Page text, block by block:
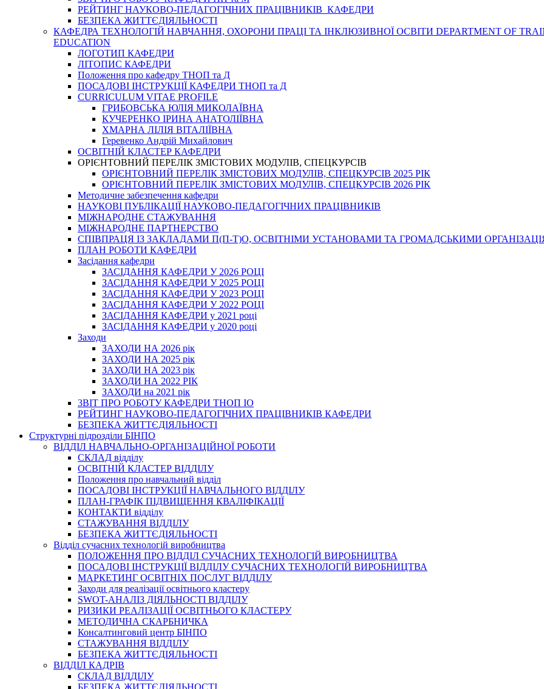
РЕЙТИНГ НАУКОВО-ПЕДАГОГІЧНИХ ПРАЦІВНИКІВ КАФЕДРИ
БЕЗПЕКА ЖИТТЄДІЯЛЬНОСТІ
КАФЕДРА ТЕХНОЛОГІЙ НАВЧАННЯ, ОХОРОНИ ПРАЦІ ТА ІНКЛЮЗИВНОЇ ОСВІТИ DEPARTMENT OF
EDUCATION
ЛОГОТИП КАФЕДРИ
ЛІТОПИС КАФЕДРИ
Положення про кафедру ТНОП та Д
ПОСАДОВІ ІНСТРУКЦІЇ КАФЕДРИ ТНОП та Д
CURRICULUM VITAE PROFILE
ГРИБОВСЬКА ЮЛІЯ МИКОЛАЇВНА
КУЧЕРЕНКО ІРИНА АНАТОЛІЇВНА
ХМАРНА ЛІЛІЯ ВІТАЛІЇВНА
Геревенко Андрій Михайлович
ОСВІТНІЙ КЛАСТЕР КАФЕДРИ
ОРІЄНТОВНИЙ ПЕРЕЛІК ЗМІСТОВИХ МОДУЛІВ, СПЕЦКУРСІВ
ОРІЄНТОВНИЙ ПЕРЕЛІК ЗМІСТОВИХ МОДУЛІВ, СПЕЦКУРСІВ 2025 РІК
ОРІЄНТОВНИЙ ПЕРЕЛІК ЗМІСТОВИХ МОДУЛІВ, СПЕЦКУРСІВ 2026 РІК
Методичне забезпечення кафедри
НАУКОВІ ПУБЛІКАЦІЇ НАУКОВО-ПЕДАГОГІЧНИХ ПРАЦІВНИКІВ
МІЖНАРОДНЕ СТАЖУВАННЯ
МІЖНАРОДНЕ ПАРТНЕРСТВО
СПІВПРАЦЯ ІЗ ЗАКЛАДАМИ П(П-Т)О, ОСВІТНІМИ УСТАНОВАМИ ТА ГРОМАДСЬКИМИ
ПЛАН РОБОТИ КАФЕДРИ
Засідання кафедри
ЗАСІДАННЯ КАФЕДРИ У 2026 РОЦІ
ЗАСІДАННЯ КАФЕДРИ У 2025 РОЦІ
ЗАСІДАННЯ КАФЕДРИ У 2023 РОЦІ
ЗАСІДАННЯ КАФЕДРИ У 2022 РОЦІ
ЗАСІДАННЯ КАФЕДРИ у 2021 році
ЗАСІДАННЯ КАФЕДРИ у 2020 році
Заходи
ЗАХОДИ НА 2026 рік
ЗАХОДИ НА 2025 рік
ЗАХОДИ НА 2023 рік
ЗАХОДИ НА 2022 РІК
ЗАХОДИ на 2021 рік
3BIT ПРО РОБОТУ КАФЕДРИ ТНОП ІО
РЕЙТИНГ НАУКОВО-ПЕДАГОГІЧНИХ ПРАЦІВНИКІВ КАФЕДРИ
БЕЗПЕКА ЖИТТЄДІЯЛЬНОСТІ
Структурні підрозділи БІНПО
ВІДДІЛ НАВЧАЛЬНО-ОРГАНІЗАЦІЙНОЇ РОБОТИ
СКЛАД відділу
ОСВІТНІЙ КЛАСТЕР ВІДДІЛУ
Положення про навчальний вiддiл
ПОСАДОВІ ІНСТРУКЦІЇ НАВЧАЛЬНОГО ВІДДІЛУ
ПЛАН-ГРАФІК ПІДВИЩЕННЯ КВАЛІФІКАЦІЇ
КОНТАКТИ відділу
СТАЖУВАННЯ ВІДДІЛУ
БЕЗПЕКА ЖИТТЄДІЯЛЬНОСТІ
Відділ сучасних технологій виробництва
ПОЛОЖЕННЯ ПРО ВІДДІЛ СУЧАСНИХ ТЕХНОЛОГІЙ ВИРОБНИЦТВА
ПОСАДОВІ ІНСТРУКЦІЇ ВІДДІЛУ СУЧАСНИХ ТЕХНОЛОГІЙ ВИРОБНИЦТВА
МАРКЕТИНГ ОСВІТНІХ ПОСЛУГ ВІДДІЛУ
Заходи для реалізації освітнього кластеру
SWOT-АНАЛІЗ ДІЯЛЬНОСТІ ВІДДІЛУ
РИЗИКИ РЕАЛІЗАЦІЇ ОСВІТНЬОГО КЛАСТЕРУ
МЕТОДИЧНА СКАРБНИЧКА
Консалтинговий центр БІНПО
СТАЖУВАННЯ ВІДДІЛУ
БЕЗПЕКА ЖИТТЄДІЯЛЬНОСТІ
ВІДДІЛ КАДРІВ
СКЛАД ВІДДІЛУ
БЕЗПЕКА ЖИТТЄДІЯЛЬНОСТІ